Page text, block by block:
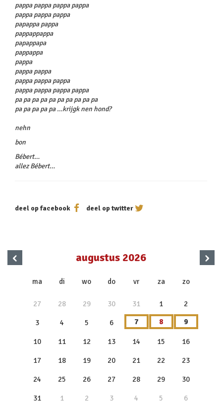
pappa pappa pappa pappa
pappa pappa pappa
papappa pappa
pappappappa
papappapa
pappappa
pappa
pappa pappa
pappa pappa pappa
pappa pappa pappa pappa
pa pa pa pa pa pa pa pa pa pa
pa pa pa pa pa …krijgk nen hond?
nehn
bon
Bébert…
allez Bébert…
deel op facebook deel op twitter
‹ augustus 2026
ma di wo do vr za zo
27 28 29 30 31 1 2
3 4 5 6 7 8 9
10 11 12 13 14 15 16
17 18 19 20 21 22 23
24 25 26 27 28 29 30
31 1 2 3 4 5 6
›